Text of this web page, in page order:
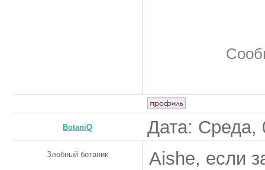
BotaniQ Дата: Среда,
Злобный ботаник
Aishe, если